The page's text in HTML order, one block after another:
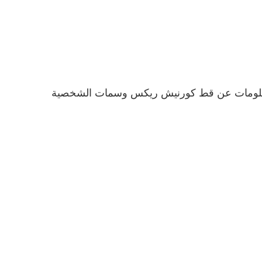
عن قط كورنيش ريكس وسمات الشخصية